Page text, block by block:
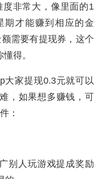
非常大，像里面的1
期才能赚到相应的金
需要有提现券，这个
得。
大家提现0.3元就可以
，如果想多赚钱，可
：
别人玩游戏提成奖励